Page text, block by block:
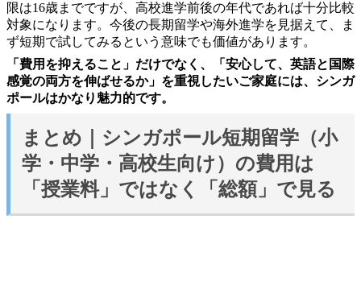
限は16歳までですが、高校進学前後の年代であれば十分比較
対象になります。今後の長期留学や海外進学を見据えて、ま
ず短期で試してみるという意味でも価値があります。
「費用を抑えること」だけでなく、「安心して、英語と国際
感覚の両方を伸ばせるか」を重視したいご家庭には、シンガ
ポールはかなり魅力的です。
まとめ｜シンガポール短期留学（小
学・中学・高校生向け）の費用は
「授業料」ではなく「総額」で見る